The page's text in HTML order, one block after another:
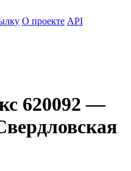
О проекте API
620092 —